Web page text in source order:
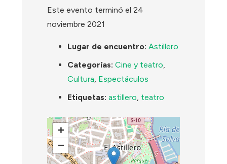
Este evento terminó el 24
noviembre 2021
Lugar de encuentro: Astillero
Categorías: Cine y teatro,
Cultura, Espectáculos
Etiquetas: astillero, teatro
+
−